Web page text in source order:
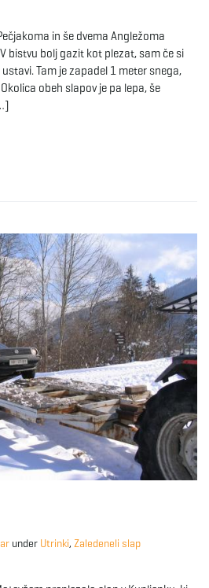
in še dvema Angležoma
bistvu bolj gazit kot plezat, sam če si
Tam je zapadel 1 meter snega,
obeh slapov je pa lepa, še
under Utrinki, Zaledeneli slap